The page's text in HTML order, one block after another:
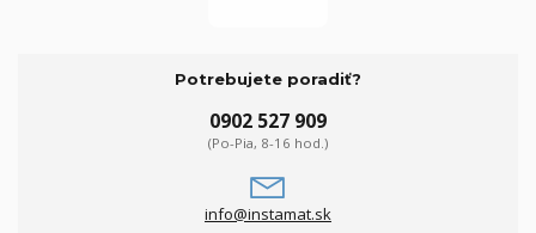
Potrebujete poradiť?
0902 527 909
(Po-Pia, 8-16 hod.)
info@instamat.sk